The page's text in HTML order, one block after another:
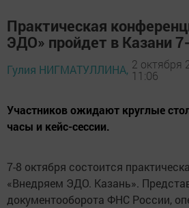
Практическая
ЭДО» пройдет в Казани
Гулия НИГМАТУЛЛИНА, 2 октября
11:06
Участников ожидают круглые
часы и кейс-сессии.
7-8 октября состоится
«Внедряем ЭДО. Казань».
документооборота ФНС России,